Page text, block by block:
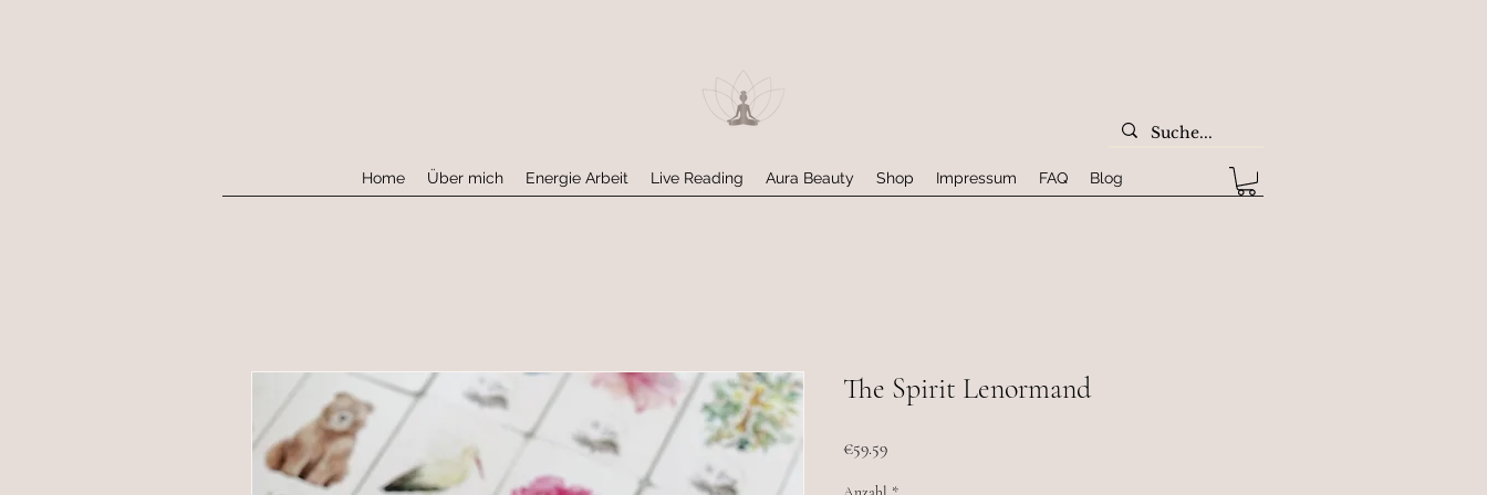
Home Über mich Energie Arbeit Live Reading Aura Beauty Shop Impressum FAQ Blog
The Spirit Lenormand
€59.59Preis